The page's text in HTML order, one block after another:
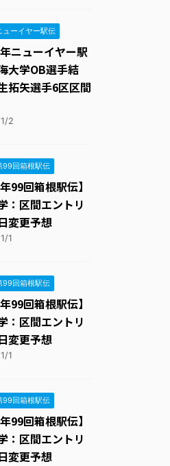
ーイヤー駅伝
年ニューイヤー駅
大学OB選手結
拓矢選手6区区間
2
回箱根駅伝
99回箱根駅伝】
：区間エントリ
変更予想
1
回箱根駅伝
99回箱根駅伝】
：区間エントリ
変更予想
1
回箱根駅伝
99回箱根駅伝】
：区間エントリ
変更予想